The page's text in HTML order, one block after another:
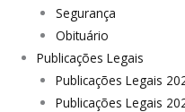
Segurança
Obituário
Publicações Legais
Publicações Legais
Publicações Legais